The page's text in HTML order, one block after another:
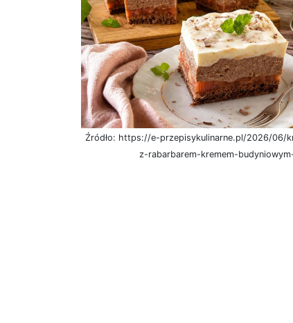
Źródło: https://e-przepisykulinarne.pl/2026/06/
z-rabarbarem-kremem-